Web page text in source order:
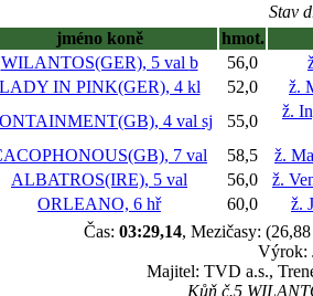
Stav
jméno koně
hmot.
WILANTOS(GER), 5 val b 56,0
LADY IN PINK(GER), 4 kl 52,0
ž.
4 val sj 55,0
ž.
7 val 58,5
ž.
ALBATROS(IRE), 5 val 56,0
ž.
ORLEANO, 6 hř 60,0
ž.
Čas: 03:29,14, Mezičasy:
Výrok:
Majitel: TVD a.s.,
Kůň č.5